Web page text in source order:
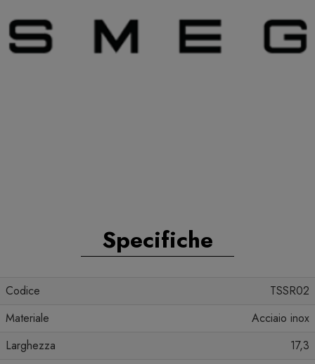
Specifiche
Codice
TSSR02
Materiale
Acciaio inox
Larghezza
17,3